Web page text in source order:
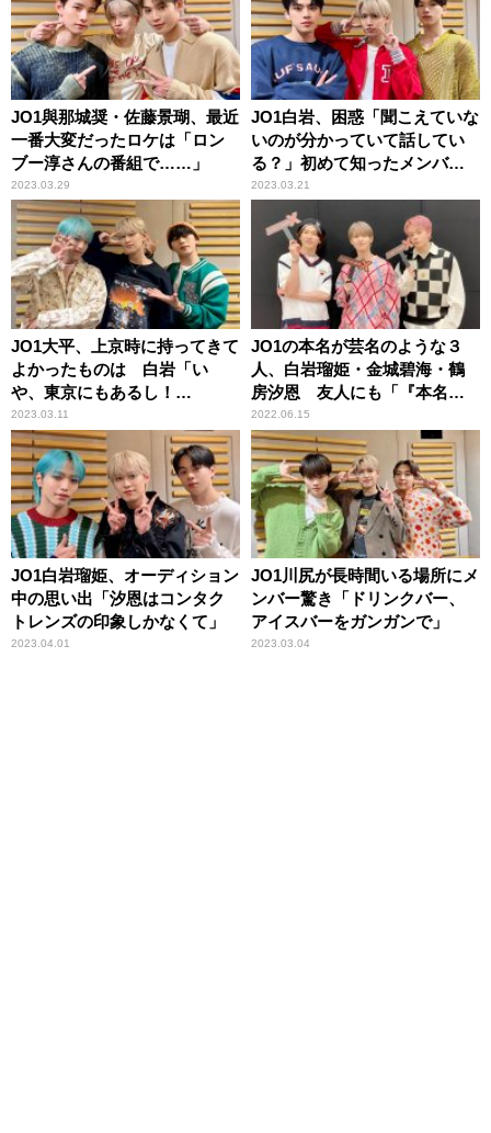
JO1與那城奨・佐藤景瑚、最近
一番大変だったロケは「ロン
ブー淳さんの番組で……」
2023.03.29
JO1白岩、困惑「聞こえていな
いのが分かっていて話してい
る？」初めて知ったメンバー
の車内事情
2023.03.21
JO1大平、上京時に持ってきて
よかったものは 白岩「い
や、東京にもあるし！
（笑）」
2023.03.11
JO1の本名が芸名のような３
人、白岩瑠姫・金城碧海・鶴
房汐恩 友人にも「『本名
は？』って聞かれた」
2022.06.15
JO1白岩瑠姫、オーディション
中の思い出「汐恩はコンタク
トレンズの印象しかなくて」
2023.04.01
JO1川尻が長時間いる場所にメ
ンバー驚き「ドリンクバー、
アイスバーをガンガンで」
2023.03.04